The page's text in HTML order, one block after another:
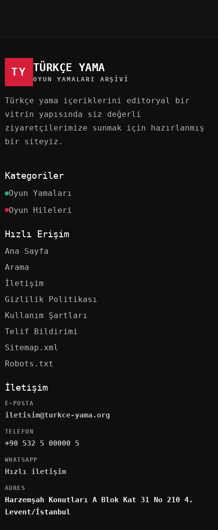
TY TÜRKÇE YAMA
OYUN YAMALARI ARŞIVI
Türkçe yama içeriklerini editoryal bir
vitrin yapısında siz değerli
ziyaretçilerimize sunmak için hazırlanmış
bir siteyiz.
Kategoriler
Oyun Yamaları
Oyun Hileleri
Hızlı Erişim
Ana Sayfa
Arama
İletişim
Gizlilik Politikası
Kullanım Şartları
Telif Bildirimi
Sitemap.xml
Robots.txt
İletişim
E-POSTA
iletisim@turkce-yama.org
TELEFON
+90 532 5 00000 5
WHATSAPP
Hızlı iletişim
ADRES
Harzemşah Konutları A Blok Kat 31 No 210 4.
Levent/İstanbul